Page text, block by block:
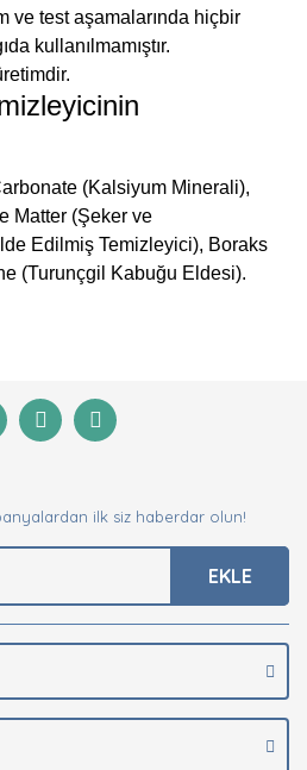
ve test aşamalarında hiçbir
kullanılmamıştır.
(Kalsiyum Minerali),
Matter (Şeker ve
Edilmiş Temizleyici), Boraks
(Turunçgil Kabuğu Eldesi).
Yorum Yaz
teşekkür ederiz.
bilgiler bulunuyor.
bulunuyor.
ilk siz haberdar olun!
EKLE